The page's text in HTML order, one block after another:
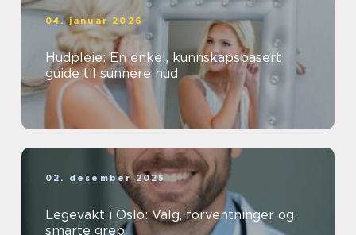
04. januar 2026
Hudpleie: En enkel, kunnskapsbasert
guide til sunnere hud
02. desember 2025
Legevakt i Oslo: Valg, forventninger og
smarte grep